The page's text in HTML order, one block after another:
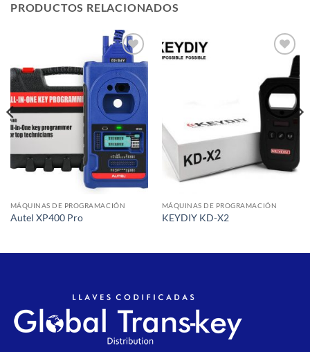
PRODUCTOS RELACIONADOS
Añadir
a la
lista de
deseos
MÁQUINAS DE PROGRAMACIÓN
Autel XP400 Pro
Añadir
deseos
MÁQUINAS DE PROGRAMACIÓN
KEYDIY KD-X2